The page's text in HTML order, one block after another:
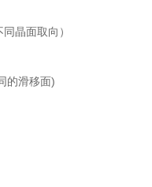
晶面取向）
的滑移面)